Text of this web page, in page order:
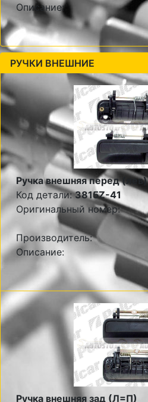
Описание:
РУЧКИ ВНЕШНИЕ
Ручка внешняя перед (лев)
Код детали:3815Z-41
Оригинальный номер:
Производитель:
Описание:
Ручка внешняя зад (Л=П)